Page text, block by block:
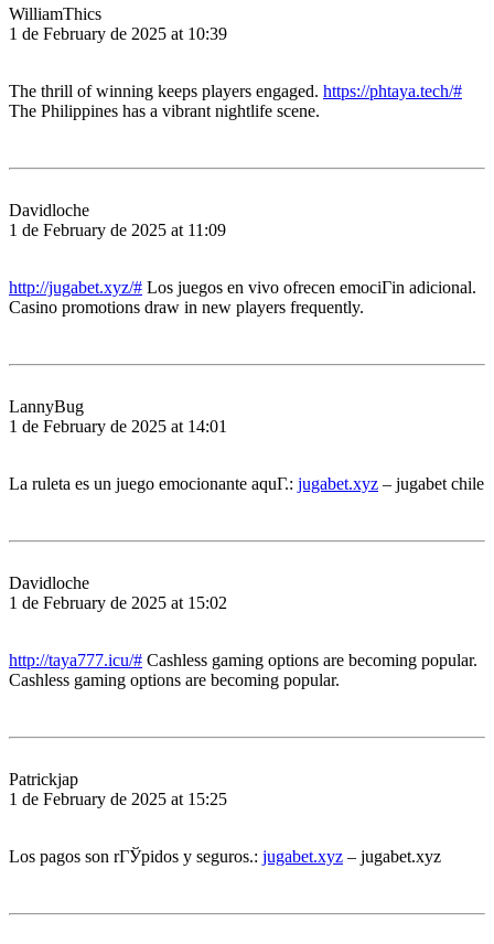
WilliamThics
1 de February de 2025 at 10:39
The thrill of winning keeps players engaged. https://phtaya.tech/#
The Philippines has a vibrant nightlife scene.
Davidloche
1 de February de 2025 at 11:09
http://jugabet.xyz/# Los juegos en vivo ofrecen emociГіn adicional.
Casino promotions draw in new players frequently.
LannyBug
1 de February de 2025 at 14:01
La ruleta es un juego emocionante aquГ­.: jugabet.xyz – jugabet chile
Davidloche
1 de February de 2025 at 15:02
http://taya777.icu/# Cashless gaming options are becoming popular.
Cashless gaming options are becoming popular.
Patrickjap
1 de February de 2025 at 15:25
Los pagos son rГЎpidos y seguros.: jugabet.xyz – jugabet.xyz